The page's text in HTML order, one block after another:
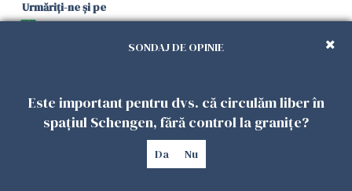
Urmăriți-ne și pe
și în aplicațiile mobile
Politica de
confidențialitate
Politica
Cookies
Gestionați
Contact
Declarație de
accesibilitate
Copyright 2026. Toate drepturile rezervate.
SONDAJ DE OPINIE
Este important pentru dvs. că circulăm liber în
spațiul Schengen, fără control la granițe?
Da Nu